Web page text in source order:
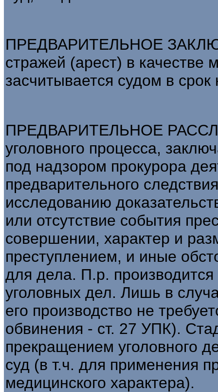
ПРЕДВАРИТЕЛЬНОЕ
стражей (арест) в качестве
засчитывается судом в срок
ПРЕДВАРИТЕЛЬНОЕ
уголовного процесса,
под надзором прокурора
предварительного
исследованию
или отсутствие события
совершении, характер и
преступлением, и иные
для дела. П.р.
уголовных дел. Лишь в
его производство не
обвинения - ст. 27 УПК).
прекращением уголовного
суд (в т.ч. для применения
медицинского характера).